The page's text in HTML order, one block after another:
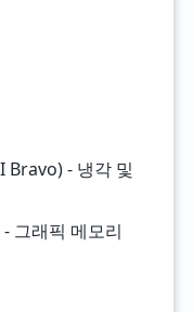
Bravo) - 냉각 및
그래픽 메모리